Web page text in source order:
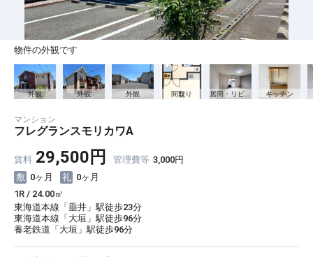
物件の外観です
外観 外観 外観 間取り キッチン
マンション
フレグランスモリカワA
賃料 29,500円 管理費等 3,000円
0ヶ月
0ヶ月
1R / 24.00㎡
東海道本線「垂井」駅徒歩23分
東海道本線「大垣」駅徒歩96分
養老鉄道「大垣」駅徒歩96分